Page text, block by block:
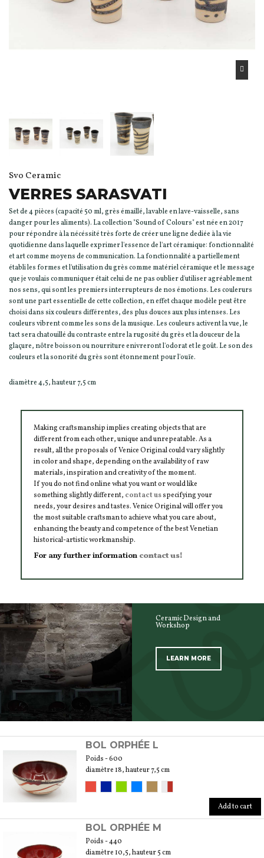
Svo Ceramic
VERRES SARASVATI
Set de 4 pièces (capacité 50 ml, grès émaillé, lavable en lave-vaisselle, sans
danger pour les aliments). La collection "Sound of Colours" est née en 2017
pour répondre à la nécéssité très forte de créer une ligne dediée à la vie
quotidienne dans laquelle exprimer l'essence de l'art céramique: fonctionnalité
et art comme moyens de communication. La fonctionnalité a partiellement
établi les formes et l'utilisation du grès comme matériel céramique et le message
que je voulais communiquer était celui de ne pas oublier d'utiliser agréablement
nos sens, qui sont les premiers interrupteurs de nos émotions. Les coulerurs
sont une part essentielle de cette collection, en effet chaque modèle peut être
choisi dans six couleurs différentes, des plus douces aux plus intenses. Les
couleurs vibrent comme les sons de la musique. Les couleurs activent la vue, le
tact sera chatouillé du contraste entre la rugosité du grès et la douceur de la
glaçure, nôtre boisson ou nourriture enivreront l'odorat et le goût. Le son des
couleurs et la sonorité du grès sont étonnement pour l'ouïe.
diamètre 4,5, hauteur 7,5 cm
Making craftsmanship implies creating objects that are
different from each other, unique and unrepeatable. As a
result, all the proposals of Venice Original could vary slightly
in color and shape, depending on the availability of raw
materials, inspiration and creativity of the moment.
If you do not find online what you want or would like
something slightly different, contact usspecifying your
needs, your desires and tastes. Venice Original will offer you
the most suitable craftsman to achieve what you care about,
enhancing the beauty and competence of the best Venetian
historical-artistic workmanship.
For any further information contact us!
Ceramic Design and
Workshop
LEARN MORE
BOL ORPHÉE L
Poids - 600
diamètre 18, hauteur 7,5 cm
Add to cart
BOL ORPHÉE M
Poids - 440
diamètre 10,5, hauteur 5 cm